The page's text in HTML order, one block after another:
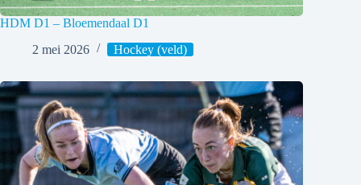
HDM D1 – Bloemendaal D1
2 mei 2026
Hockey (veld)